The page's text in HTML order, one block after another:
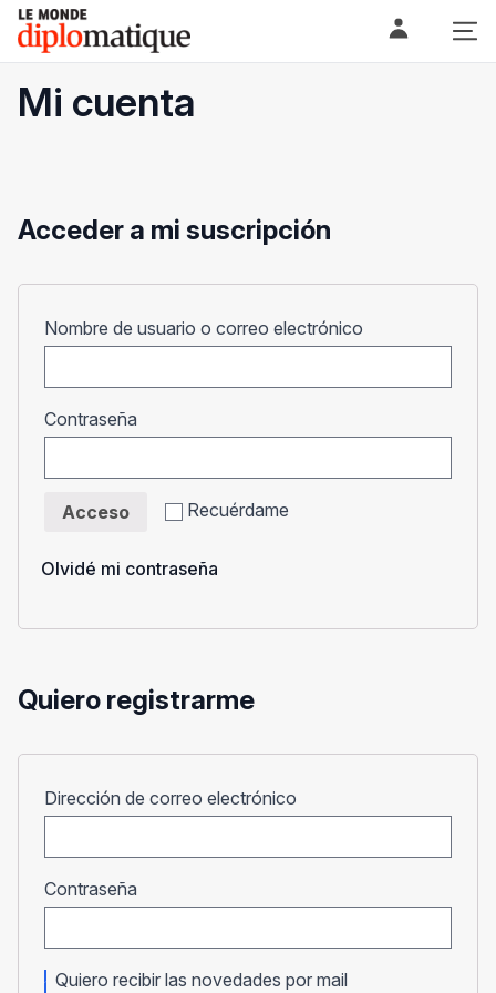
Skip
content
Le monde diplomatique
Mi cuenta
Acceder a mi suscripción
Nombre de usuario o correo electrónico
Contraseña
Recuérdame
Acceso
Olvidé mi contraseña
Quiero registrarme
Dirección de correo electrónico
Contraseña
Quiero recibir las novedades por mail